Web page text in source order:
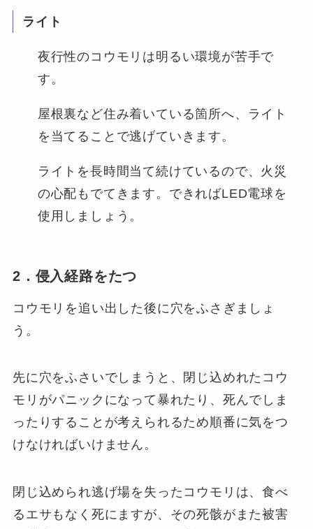
ライト
夜行性のコウモリは明るい環境が苦手で
す。
屋根裏など住み着いている箇所へ、ライト
を当てることで逃げていきます。
ライトを長時間当て続けているので、火災
の心配もでてきます。できればLED電球を
使用しましょう。
2．侵入経路をたつ
コウモリを追い出した後に穴をふさぎましょ
う。
先に穴をふさいでしまうと、閉じ込めれたコウ
モリがパニックになって暴れたり、死んでしま
ったりすることが考えられるため順番に気をつ
けなければいけません。
閉じ込められ逃げ場を失ったコウモリは、食べ
るエサもなく死にますが、その死骸がまた被害